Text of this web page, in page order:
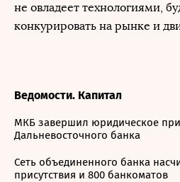
не овладеет технологиями,
конкурировать на рынке и
Ведомости. Капитал
МКБ завершил юридическое
Дальневосточного банка
Сеть объединенного банка
присутствия и 800 банкоматов